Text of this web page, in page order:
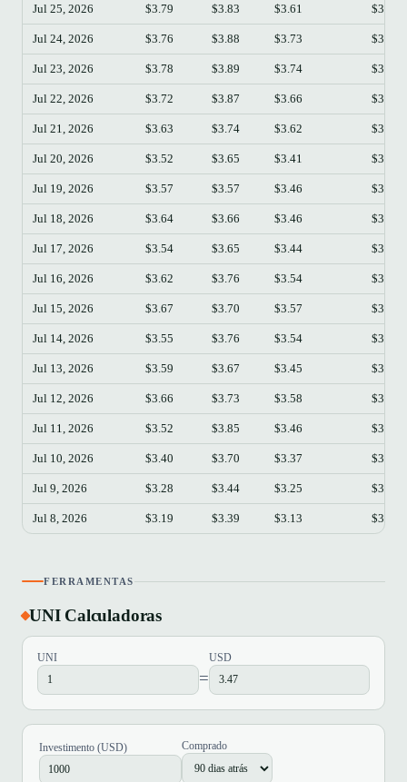
Jul 25, 2026 $3.79 $3.83 $3.61 $3.67
Jul 24, 2026 $3.76 $3.88 $3.73 $3.78
Jul 23, 2026 $3.78 $3.89 $3.74 $3.76
Jul 22, 2026 $3.72 $3.87 $3.66 $3.78
Jul 21, 2026 $3.63 $3.74 $3.62 $3.72
Jul 20, 2026 $3.52 $3.65 $3.41 $3.63
Jul 19, 2026 $3.57 $3.57 $3.46 $3.52
Jul 18, 2026 $3.64 $3.66 $3.46 $3.57
Jul 17, 2026 $3.54 $3.65 $3.44 $3.64
Jul 16, 2026 $3.62 $3.76 $3.54 $3.54
Jul 15, 2026 $3.67 $3.70 $3.57 $3.62
Jul 14, 2026 $3.55 $3.76 $3.54 $3.67
Jul 13, 2026 $3.59 $3.67 $3.45 $3.55
Jul 12, 2026 $3.66 $3.73 $3.58 $3.59
Jul 11, 2026 $3.52 $3.85 $3.46 $3.66
Jul 10, 2026 $3.40 $3.70 $3.37 $3.52
Jul 9, 2026 $3.28 $3.44 $3.25 $3.39
Jul 8, 2026 $3.19 $3.39 $3.13 $3.28
FERRAMENTAS
UNI Calculadoras
UNI
=
USD
Investimento (USD) Comprado